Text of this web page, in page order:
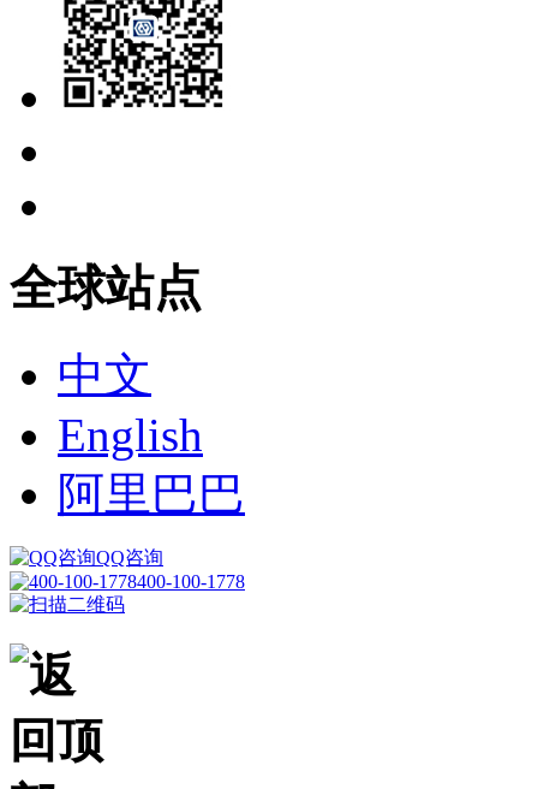
全球站点
中文
English
阿里巴巴
QQ咨询
400-100-1778